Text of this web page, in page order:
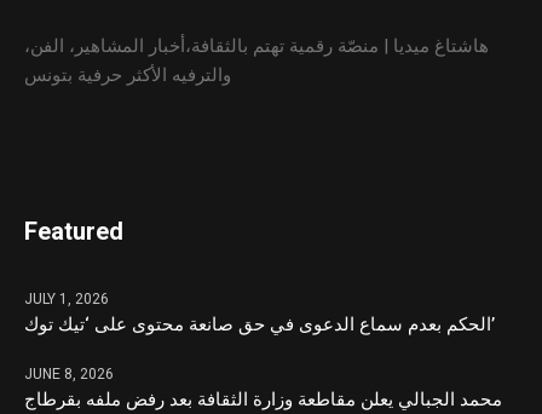
هاشتاغ ميديا | منصّة رقمية تهتم بالثقافة،أخبار المشاهير، الفن،
والترفيه الأكثر حرفية بتونس
Featured
JULY 1, 2026
الحكم بعدم سماع الدعوى في حق صانعة محتوى على ‘تيك توك’
JUNE 8, 2026
محمد الجبالي يعلن مقاطعة وزارة الثقافة بعد رفض ملفه بقرطاج